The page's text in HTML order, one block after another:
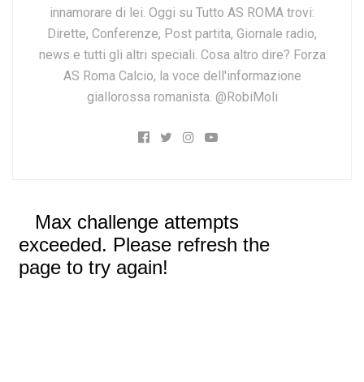
innamorare di lei. Oggi su Tutto AS ROMA trovi:
Dirette, Conferenze, Post partita, Giornale radio,
news e tutti gli altri speciali. Cosa altro dire? Forza
AS Roma Calcio, la voce dell'informazione
giallorossa romanista. @RobiMoli